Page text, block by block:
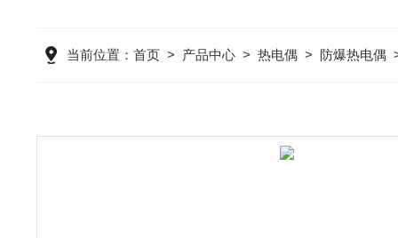
当前位置： 首页> 产品中心> 热电偶> 防爆热电偶